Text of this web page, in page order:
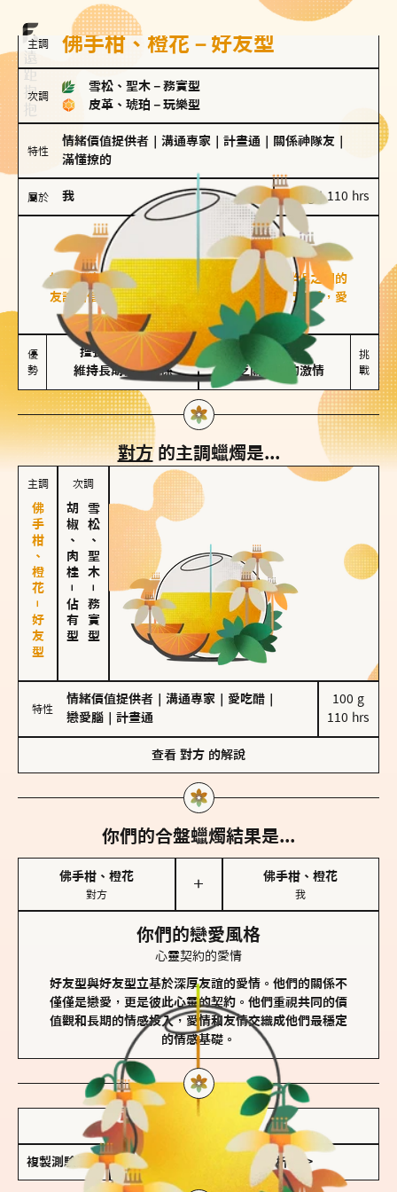
主調 佛手柑、橙花－好友型
次調
雪松、聖木 － 務實型
皮革、琥珀 － 玩樂型
特性
情緒價值提供者 溝通專家 計畫通 關係神隊友
滿懂撩的
屬於 我 100 g｜110 hrs
好友型
佛手柑、橙花
好友型的人喜歡分享生活中的點滴，重視與伴侶之間的
友誼和信任，穩定感是重要的關鍵詞。對他們來說，愛
情是心靈深處的共鳴和理解。
優
勢
擅長聆聽與溝通
維持長期穩定關係
不喜歡變化
缺乏關係中的激情
挑
戰
對方的主調蠟燭是...
主調
佛手柑、橙花－好友型
次調
胡椒、肉桂
－
佔有型
雪松、聖木
－
務實型
特性
情緒價值提供者 溝通專家 愛吃醋
戀愛腦
計畫通
100 g
110 hrs
查看 對方 的解說
你們的合盤蠟燭結果是...
佛手柑、橙花
對方
＋
佛手柑、橙花
我
你們的戀愛風格
心靈契約的愛情
好友型與好友型立基於深厚友誼的愛情。他們的關係不
僅僅是戀愛，更是彼此心靈的契約。他們重視共同的價
值觀和長期的情感投入，愛情和友情交織成他們最穩定
的情感基礎。
複製測驗連結 查看香氛類型全解析 >>>